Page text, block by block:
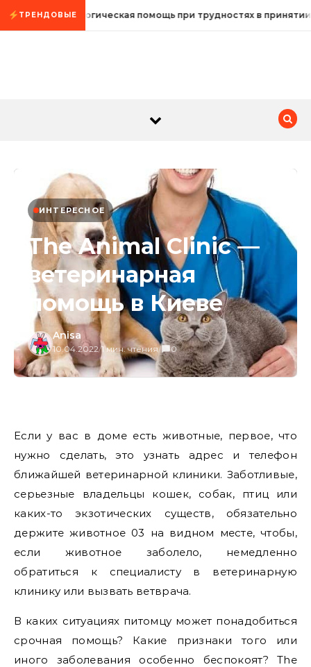
Промотать к содержимому
ТРЕНДОВЫЕ
Психологическая помощь при трудностях в
ИНТЕРЕСНОЕ
The Animal Clinic —
ветеринарная
помощь в Киеве
Anisa
10.04.2022/1 мин. чтения/ 0
Если у вас в доме есть животные, первое, что
нужно сделать, это узнать адрес и телефон
ближайшей ветеринарной клиники. Заботливые,
серьезные владельцы кошек, собак, птиц или
каких-то экзотических существ, обязательно
держите животное 03 на видном месте, чтобы,
если животное заболело, немедленно
обратиться к специалисту в ветеринарную
клинику или вызвать ветврача.
В каких ситуациях питомцу может понадобиться
срочная помощь? Какие признаки того или
иного заболевания особенно беспокоят? The